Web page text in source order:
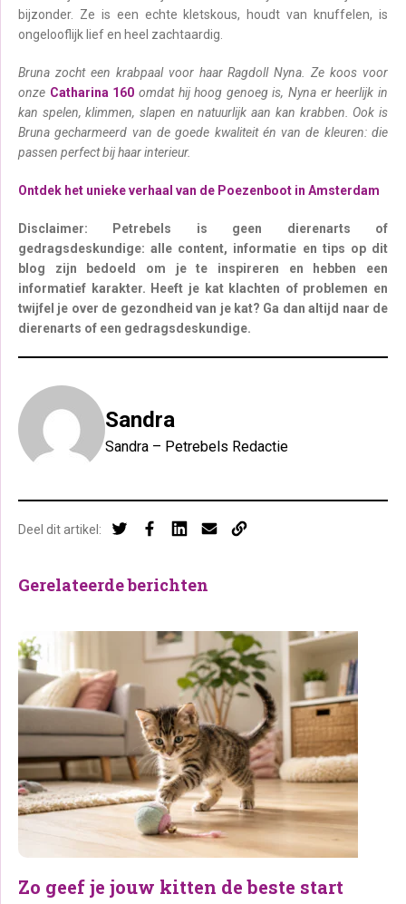
bijzonder. Ze is een echte kletskous, houdt van knuffelen, is
ongelooflijk lief en heel zachtaardig.
Bruna zocht een krabpaal voor haar Ragdoll Nyna. Ze koos voor
onze Catharina 160 omdat hij hoog genoeg is, Nyna er heerlijk in
kan spelen, klimmen, slapen en natuurlijk aan kan krabben. Ook is
Bruna gecharmeerd van de goede kwaliteit én van de kleuren: die
passen perfect bij haar interieur.
Ontdek het unieke verhaal van de Poezenboot in Amsterdam
Disclaimer: Petrebels is geen dierenarts of
gedragsdeskundige: alle content, informatie en tips op dit
blog zijn bedoeld om je te inspireren en hebben een
informatief karakter. Heeft je kat klachten of problemen en
twijfel je over de gezondheid van je kat? Ga dan altijd naar de
dierenarts of een gedragsdeskundige.
Sandra
Sandra – Petrebels Redactie
Deel dit artikel:
Gerelateerde berichten
Zo geef je jouw kitten de beste start